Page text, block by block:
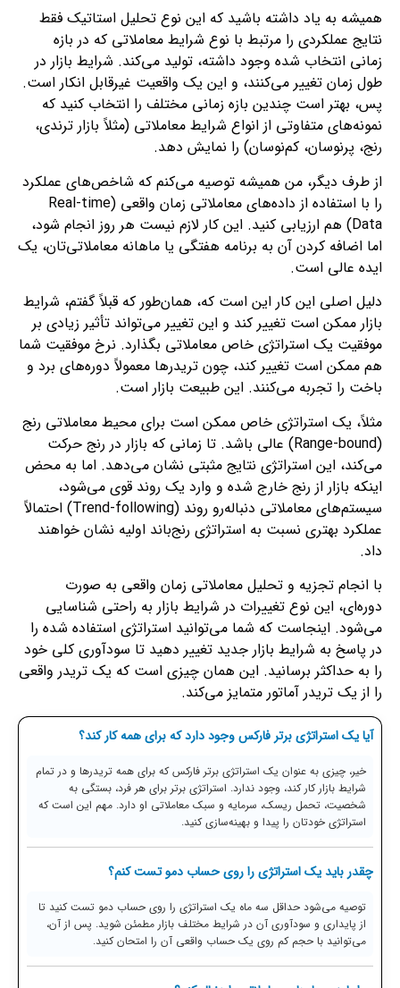
همیشه به یاد داشته باشید که این نوع تحلیل استاتیک فقط
نتایج عملکردی را مرتبط با نوع شرایط معاملاتی که در بازه
زمانی انتخاب شده وجود داشته، تولید می‌کند. شرایط بازار در
طول زمان تغییر می‌کنند، و این یک واقعیت غیرقابل انکار است.
پس، بهتر است چندین بازه زمانی مختلف را انتخاب کنید که
نمونه‌های متفاوتی از انواع شرایط معاملاتی (مثلاً بازار ترندی،
رنج، پرنوسان، کم‌نوسان) را نمایش دهد.
از طرف دیگر، من همیشه توصیه می‌کنم که شاخص‌های عملکرد
را با استفاده از داده‌های معاملاتی زمان واقعی (Real-time
Data) هم ارزیابی کنید. این کار لازم نیست هر روز انجام شود،
اما اضافه کردن آن به برنامه هفتگی یا ماهانه معاملاتی‌تان، یک
ایده عالی است.
دلیل اصلی این کار این است که، همان‌طور که قبلاً گفتم، شرایط
بازار ممکن است تغییر کند و این تغییر می‌تواند تأثیر زیادی بر
موفقیت یک استراتژی خاص معاملاتی بگذارد. نرخ موفقیت شما
هم ممکن است تغییر کند، چون تریدرها معمولاً دوره‌های برد و
باخت را تجربه می‌کنند. این طبیعت بازار است.
مثلاً، یک استراتژی خاص ممکن است برای محیط معاملاتی رنج
(Range-bound) عالی باشد. تا زمانی که بازار در رنج حرکت
می‌کند، این استراتژی نتایج مثبتی نشان می‌دهد. اما به محض
اینکه بازار از رنج خارج شده و وارد یک روند قوی می‌شود،
سیستم‌های معاملاتی دنباله‌رو روند (Trend-following) احتمالاً
عملکرد بهتری نسبت به استراتژی رنج‌باند اولیه نشان خواهند
داد.
با انجام تجزیه و تحلیل معاملاتی زمان واقعی به صورت
دوره‌ای، این نوع تغییرات در شرایط بازار به راحتی شناسایی
می‌شود. اینجاست که شما می‌توانید استراتژی استفاده شده را
در پاسخ به شرایط بازار جدید تغییر دهید تا سودآوری کلی خود
را به حداکثر برسانید. این همان چیزی است که یک تریدر واقعی
را از یک تریدر آماتور متمایز می‌کند.
آیا یک استراتژی برتر فارکس وجود دارد که برای همه کار کند؟
خیر، چیزی به عنوان یک استراتژی برتر فارکس که برای همه تریدرها و در تمام
شرایط بازار کار کند، وجود ندارد. استراتژی برتر برای هر فرد، بستگی به
شخصیت، تحمل ریسک، سرمایه و سبک معاملاتی او دارد. مهم این است که
استراتژی خودتان را پیدا و بهینه‌سازی کنید.
چقدر باید یک استراتژی را روی حساب دمو تست کنم؟
توصیه می‌شود حداقل سه ماه یک استراتژی را روی حساب دمو تست کنید تا
از پایداری و سودآوری آن در شرایط مختلف بازار مطمئن شوید. پس از آن،
می‌توانید با حجم کم روی یک حساب واقعی آن را امتحان کنید.